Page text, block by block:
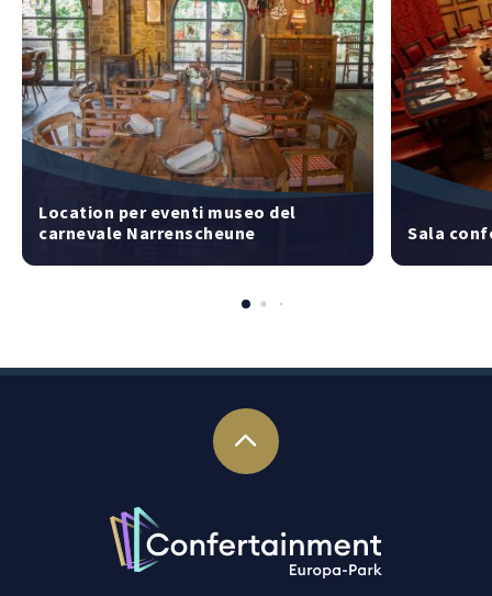
Location per eventi museo del
carnevale Narrenscheune
Sala